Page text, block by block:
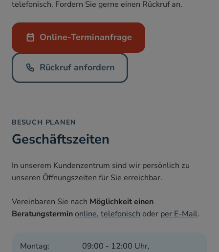
telefonisch. Fordern Sie gerne einen Rückruf an.
appointment
Online-Terminanfrage
Rückruf anfordernrecall
Rückruf anfordern
Geschäftszeiten
BESUCH PLANEN
In unserem Kundenzentrum sind wir persönlich zu
unseren Öffnungszeiten für Sie erreichbar.
Vereinbaren Sie nach Möglichkeit einen
Beratungstermin online, telefonisch oder per E-Mail.
Montag: 09:00 - 12:00 Uhr,